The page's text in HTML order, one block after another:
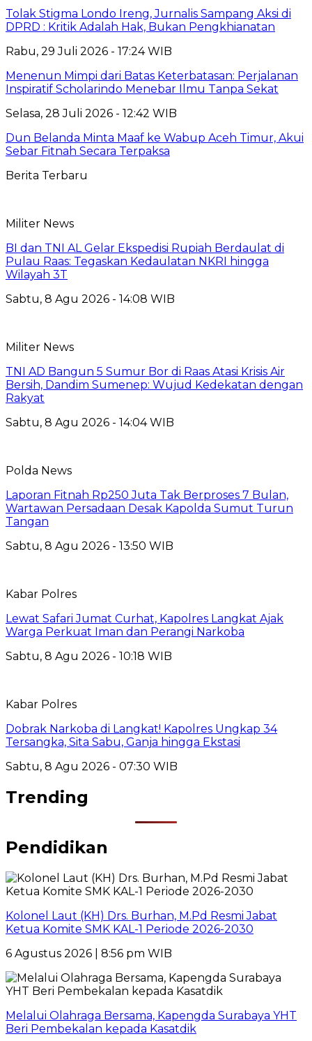
Tolak Stigma Londo Ireng, Jurnalis Sampang Aksi di
DPRD : Kritik Adalah Hak, Bukan Pengkhianatan
Rabu, 29 Juli 2026 - 17:24 WIB
Menenun Mimpi dari Batas Keterbatasan: Perjalanan
Inspiratif Scholarindo Menebar Ilmu Tanpa Sekat
Selasa, 28 Juli 2026 - 12:42 WIB
Dun Belanda Minta Maaf ke Wabup Aceh Timur, Akui
Sebar Fitnah Secara Terpaksa
Berita Terbaru
Militer News
BI dan TNI AL Gelar Ekspedisi Rupiah Berdaulat di
Pulau Raas: Tegaskan Kedaulatan NKRI hingga
Wilayah 3T
Sabtu, 8 Agu 2026 - 14:08 WIB
Militer News
TNI AD Bangun 5 Sumur Bor di Raas Atasi Krisis Air
Bersih, Dandim Sumenep: Wujud Kedekatan dengan
Rakyat
Sabtu, 8 Agu 2026 - 14:04 WIB
Polda News
Laporan Fitnah Rp250 Juta Tak Berproses 7 Bulan,
Wartawan Persadaan Desak Kapolda Sumut Turun
Tangan
Sabtu, 8 Agu 2026 - 13:50 WIB
Kabar Polres
Lewat Safari Jumat Curhat, Kapolres Langkat Ajak
Warga Perkuat Iman dan Perangi Narkoba
Sabtu, 8 Agu 2026 - 10:18 WIB
Kabar Polres
Dobrak Narkoba di Langkat! Kapolres Ungkap 34
Tersangka, Sita Sabu, Ganja hingga Ekstasi
Sabtu, 8 Agu 2026 - 07:30 WIB
Trending
Pendidikan
Kolonel Laut (KH) Drs. Burhan, M.Pd Resmi Jabat
Ketua Komite SMK KAL-1 Periode 2026-2030
6 Agustus 2026 | 8:56 pm WIB
Melalui Olahraga Bersama, Kapengda Surabaya YHT
Beri Pembekalan kepada Kasatdik